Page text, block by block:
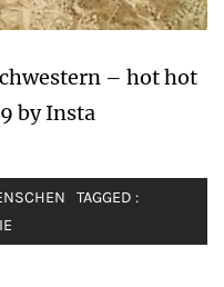
– hot hot
by Insta
TAGGED :